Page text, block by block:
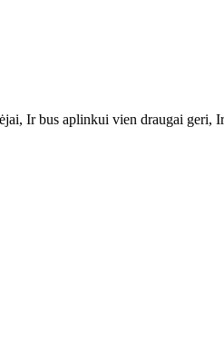
Ir bus aplinkui vien draugai